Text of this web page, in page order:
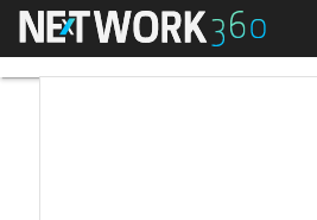
Menu